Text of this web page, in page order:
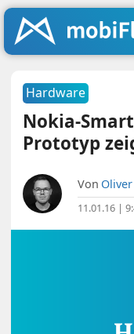
Hardware
Nokia-
Prototyp
Von
11.01.16 |